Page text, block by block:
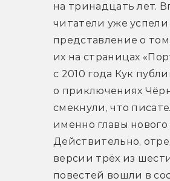
на тринадцать лет.
читатели уже
представление о
их на страницах
с 2010 года Кук
о приключениях
смекнули, что
именно главы нового
Действительно,
версии трёх из
повестей вошли в